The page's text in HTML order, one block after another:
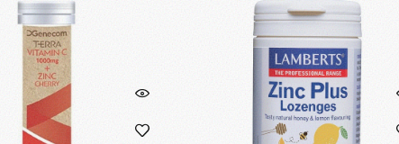
στο καλάθι Προσθήκη στο καλάθι